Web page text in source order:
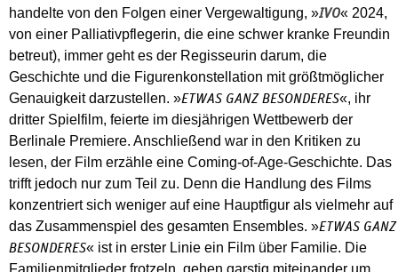
handelte von den Folgen einer Vergewaltigung, »IVO« 2024,
von einer Palliativpflegerin, die eine schwer kranke Freundin
betreut), immer geht es der Regisseurin darum, die
Geschichte und die Figurenkonstellation mit größtmöglicher
Genauigkeit darzustellen. »ETWAS GANZ BESONDERES«, ihr
dritter Spielfilm, feierte im diesjährigen Wettbewerb der
Berlinale Premiere. Anschließend war in den Kritiken zu
lesen, der Film erzähle eine Coming-of-Age-Geschichte. Das
trifft jedoch nur zum Teil zu. Denn die Handlung des Films
konzentriert sich weniger auf eine Hauptfigur als vielmehr auf
das Zusammenspiel des gesamten Ensembles. »ETWAS GANZ
BESONDERES« ist in erster Linie ein Film über Familie. Die
Familienmitglieder frotzeln, gehen garstig miteinander um,